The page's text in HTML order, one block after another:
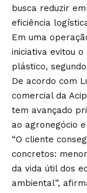
busca reduzir
eficiência
Em uma
iniciativa evitou
plástico,
De acordo com
comercial da
tem avançado
ao agronegócio
“O cliente
concretos:
da vida útil dos
ambiental”,